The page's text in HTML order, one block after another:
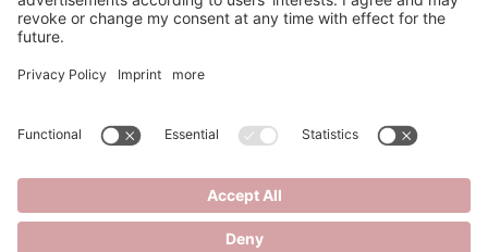
SAQURA Immobilien GmbH
1030 Wien
+43 6644545920
Datenschutz Datenschutzeinstellungen